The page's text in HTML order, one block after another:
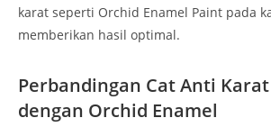
karat seperti Orchid Enamel Paint pada
memberikan hasil optimal.
Perbandingan Cat Anti
dengan Orchid Enamel